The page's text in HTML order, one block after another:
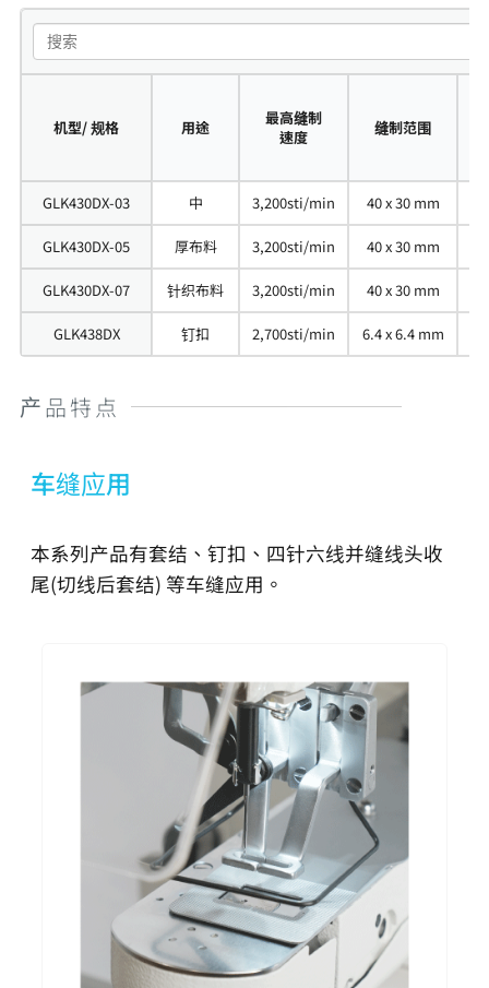
机型/ 规格 用途
最高缝制
速度
缝制范围
GLK430DX-03 中 3,200sti/min 40 x 30 mm
GLK430DX-05 厚布料 3,200sti/min 40 x 30 mm
GLK430DX-07 针织布料 3,200sti/min 40 x 30 mm
GLK438DX 钉扣 2,700sti/min 6.4 x 6.4 mm
产品特点
车缝应用
本系列产品有套结、钉扣、四针六线并缝线头收
尾(切线后套结) 等车缝应用。